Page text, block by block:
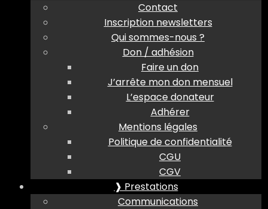
Contact
Inscription newsletters
Qui sommes-nous ?
Don / adhésion
Faire un don
J’arrête mon don mensuel
L’espace donateur
Adhérer
Mentions légales
Politique de confidentialité
CGU
CGV
❱ Prestations
Communications